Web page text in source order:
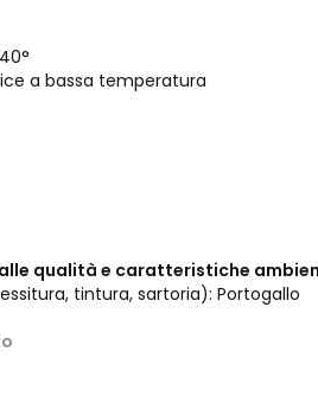
a bassa temperatura
qualità e caratteristiche
tintura, sartoria): Portogallo